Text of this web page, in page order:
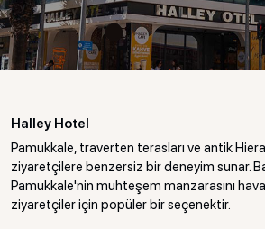
Halley Hotel
Pamukkale, traverten terasları ve antik
ziyaretçilere benzersiz bir deneyim sunar.
Pamukkale'nin muhteşem manzarasını
ziyaretçiler için popüler bir seçenektir.